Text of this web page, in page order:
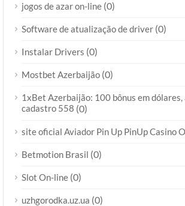
jogos de azar on-line (0)
Software de atualização de driver (0)
Instalar Drivers (0)
Mostbet Azerbaijão (0)
1xBet Azerbaijão: 100 bônus em
cadastro 558 (0)
site oficial Aviador Pin Up PinUp Casino
Betmotion Brasil (0)
Slot On-line (0)
uzhgorodka.uz.ua (0)